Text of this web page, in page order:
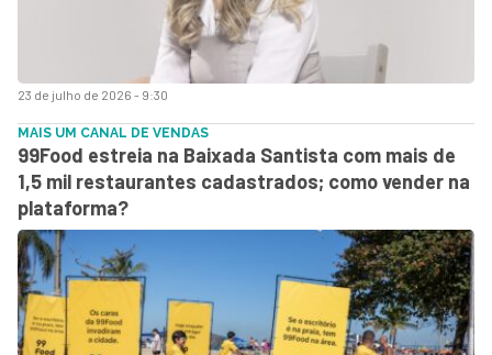
23 de julho de 2026 - 9:30
MAIS UM CANAL DE VENDAS
99Food estreia na Baixada Santista com mais de
1,5 mil restaurantes cadastrados; como vender na
plataforma?